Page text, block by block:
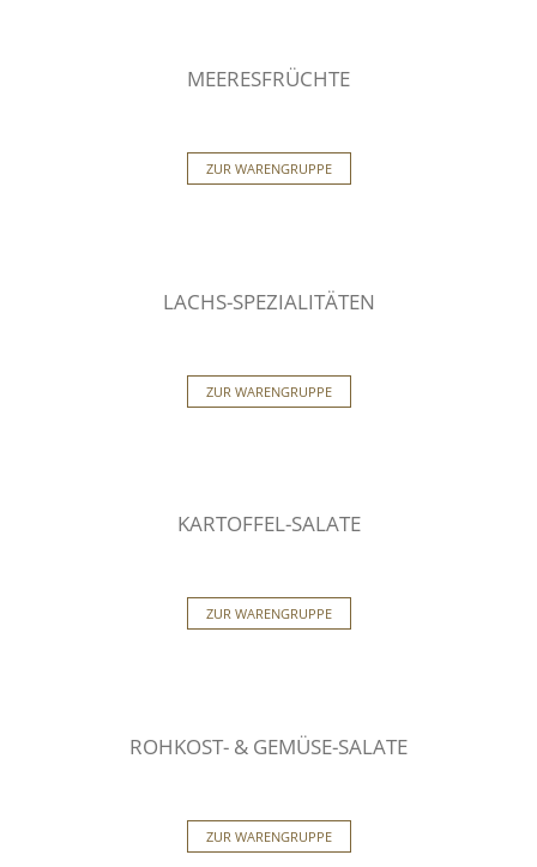
MEERESFRÜCHTE
ZUR WARENGRUPPE
LACHS-SPEZIALITÄTEN
ZUR WARENGRUPPE
KARTOFFEL-SALATE
ZUR WARENGRUPPE
ROHKOST- & GEMÜSE-SALATE
ZUR WARENGRUPPE